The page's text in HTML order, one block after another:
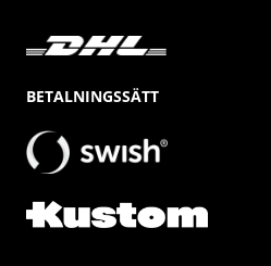
BETALNINGSSÄTT